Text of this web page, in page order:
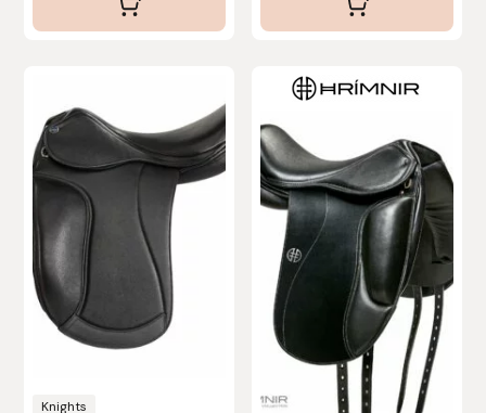
Knights
här
produkten
har
varianter.
De
olika
alternativen
produkten
har
flera
varianter.
De
olika
alternativen
kan